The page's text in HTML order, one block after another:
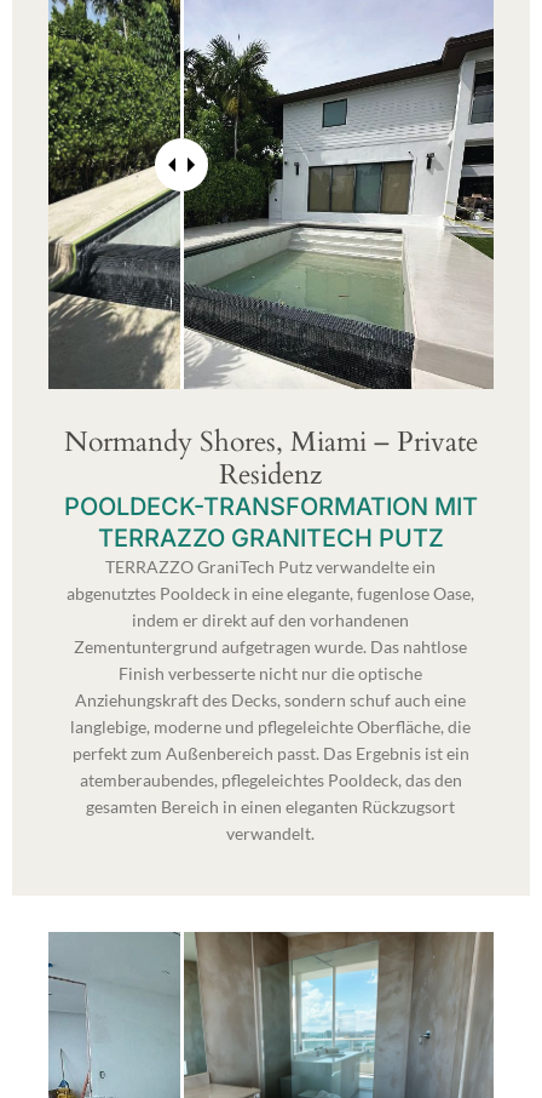
Normandy Shores, Miami – Private
Residenz
POOLDECK-TRANSFORMATION MIT
TERRAZZO GRANITECH PUTZ
TERRAZZO GraniTech Putz verwandelte ein
abgenutztes Pooldeck in eine elegante, fugenlose Oase,
indem er direkt auf den vorhandenen
Zementuntergrund aufgetragen wurde. Das nahtlose
Finish verbesserte nicht nur die optische
Anziehungskraft des Decks, sondern schuf auch eine
langlebige, moderne und pflegeleichte Oberfläche, die
perfekt zum Außenbereich passt. Das Ergebnis ist ein
atemberaubendes, pflegeleichtes Pooldeck, das den
gesamten Bereich in einen eleganten Rückzugsort
verwandelt.